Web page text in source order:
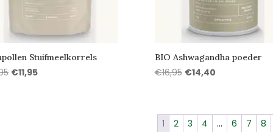
Stuifmeelkorrels
Oorspronkelijke
€11,95Huidige
BIO Ashwagandha poeder
€16,95 Oorspronkelijke
€16,95.
€14,40Huidige
€14,40.
1 2 3 4 … 6 7 8